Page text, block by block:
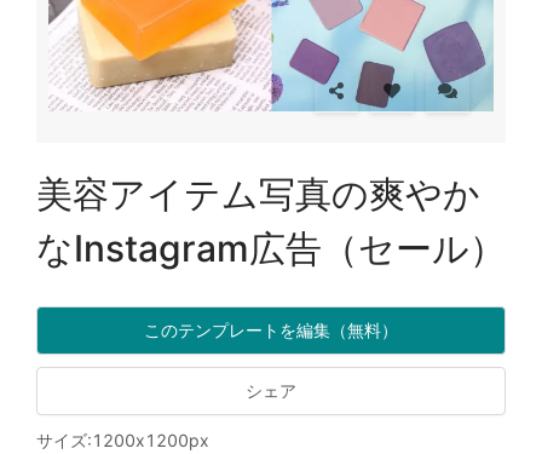
美容アイテム写真の爽やか
なInstagram広告（セール）
このテンプレートを編集（無料）
シェア
サイズ:1200x1200px